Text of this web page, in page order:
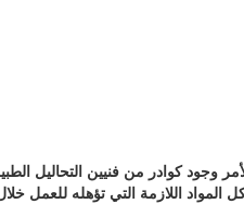
وجود كوادر من فنيين التحاليل
اللازمة التي تؤهله للعمل خلال